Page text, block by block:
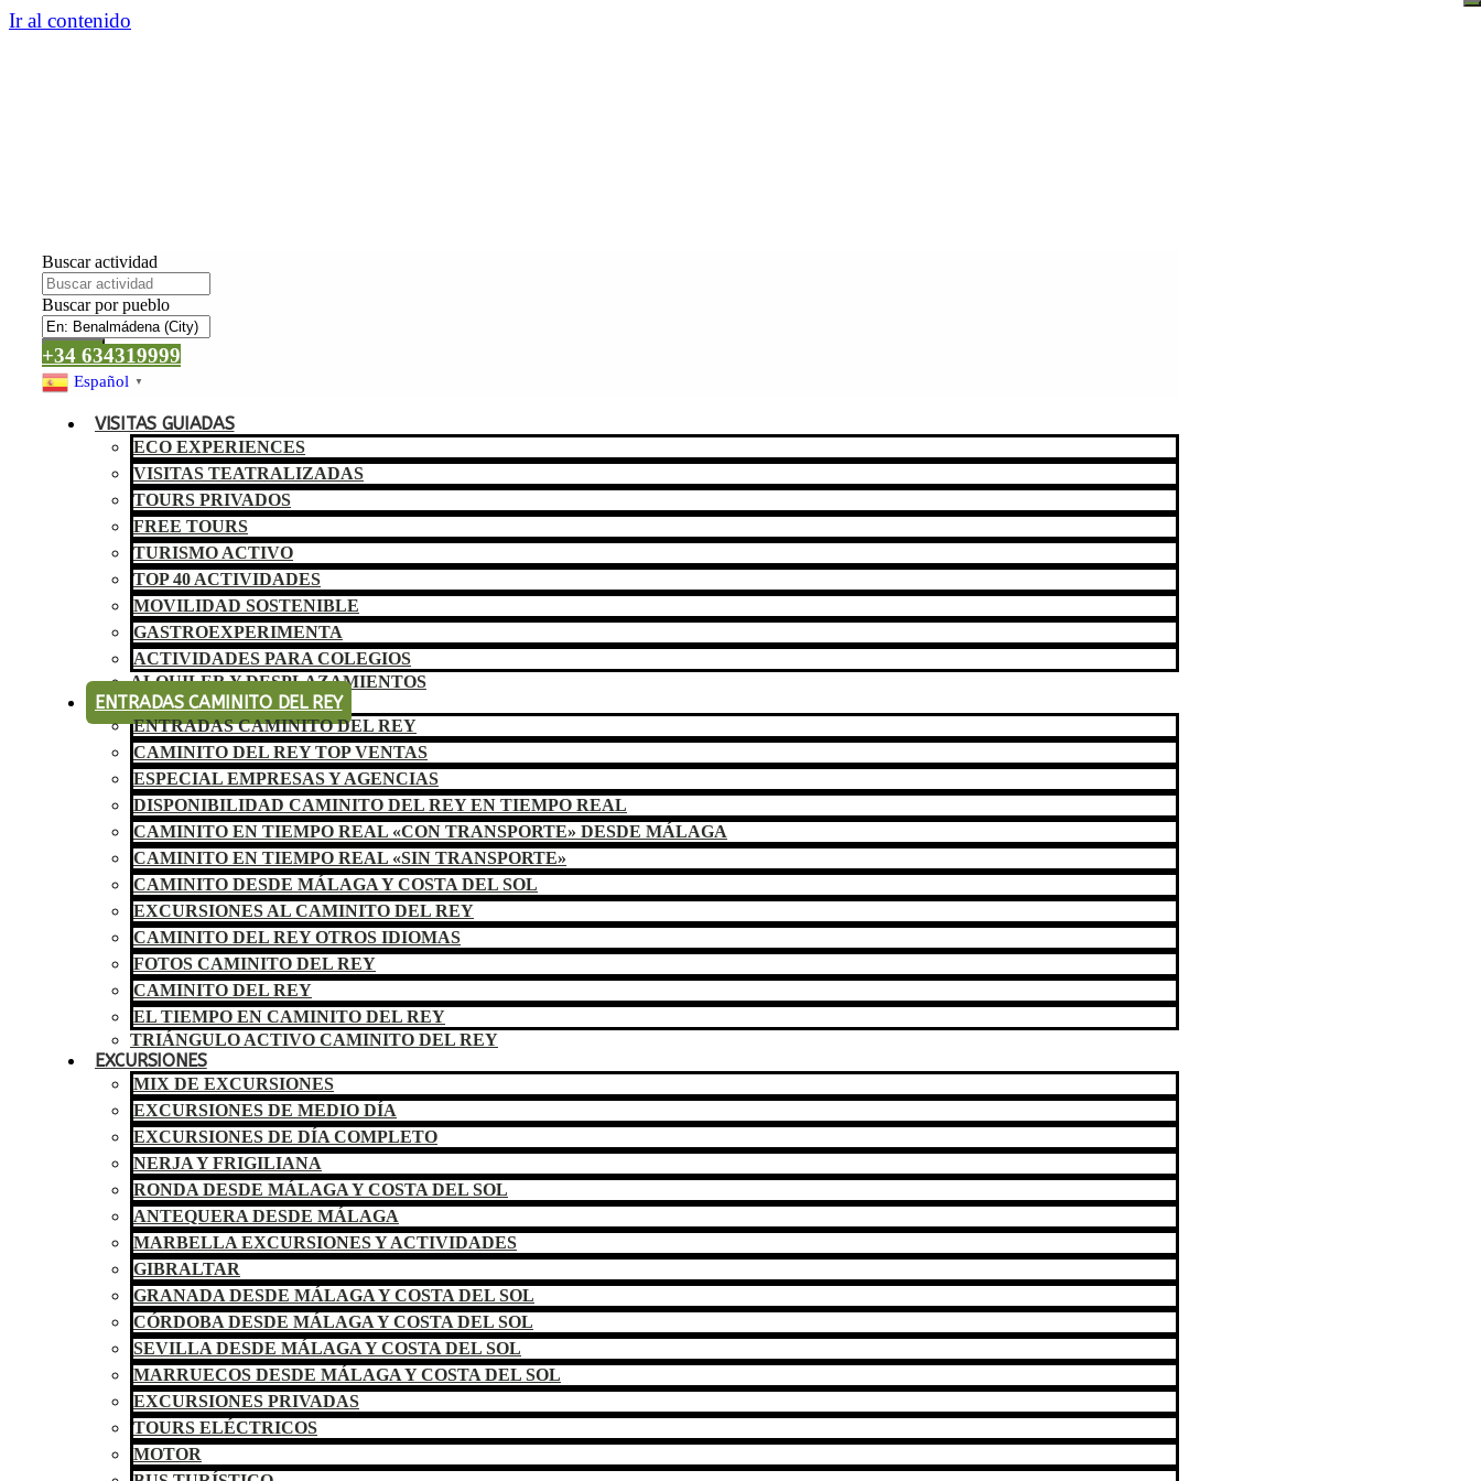
Ir al contenido
Buscar actividad
Buscar por pueblo
Buscar
+34 634319999
Español ▼
VISITAS GUIADAS
ECO EXPERIENCES
VISITAS TEATRALIZADAS
TOURS PRIVADOS
FREE TOURS
TURISMO ACTIVO
TOP 40 ACTIVIDADES
MOVILIDAD SOSTENIBLE
GASTROEXPERIMENTA
ACTIVIDADES PARA COLEGIOS
ALQUILER Y DESPLAZAMIENTOS
ENTRADAS CAMINITO DEL REY
ENTRADAS CAMINITO DEL REY
CAMINITO DEL REY TOP VENTAS
ESPECIAL EMPRESAS Y AGENCIAS
DISPONIBILIDAD CAMINITO DEL REY EN TIEMPO REAL
CAMINITO EN TIEMPO REAL «CON TRANSPORTE» DESDE MÁLAGA
CAMINITO EN TIEMPO REAL «SIN TRANSPORTE»
CAMINITO DESDE MÁLAGA Y COSTA DEL SOL
EXCURSIONES AL CAMINITO DEL REY
CAMINITO DEL REY OTROS IDIOMAS
FOTOS CAMINITO DEL REY
CAMINITO DEL REY
EL TIEMPO EN CAMINITO DEL REY
TRIÁNGULO ACTIVO CAMINITO DEL REY
EXCURSIONES
MIX DE EXCURSIONES
EXCURSIONES DE MEDIO DÍA
EXCURSIONES DE DÍA COMPLETO
NERJA Y FRIGILIANA
RONDA DESDE MÁLAGA Y COSTA DEL SOL
ANTEQUERA DESDE MÁLAGA
MARBELLA EXCURSIONES Y ACTIVIDADES
GIBRALTAR
GRANADA DESDE MÁLAGA Y COSTA DEL SOL
CÓRDOBA DESDE MÁLAGA Y COSTA DEL SOL
SEVILLA DESDE MÁLAGA Y COSTA DEL SOL
MARRUECOS DESDE MÁLAGA Y COSTA DEL SOL
EXCURSIONES PRIVADAS
TOURS ELÉCTRICOS
MOTOR